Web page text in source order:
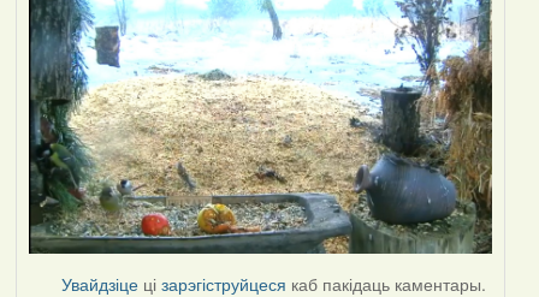
Увайдзіце цізарэгіструйцеся каб пакідаць каментары.